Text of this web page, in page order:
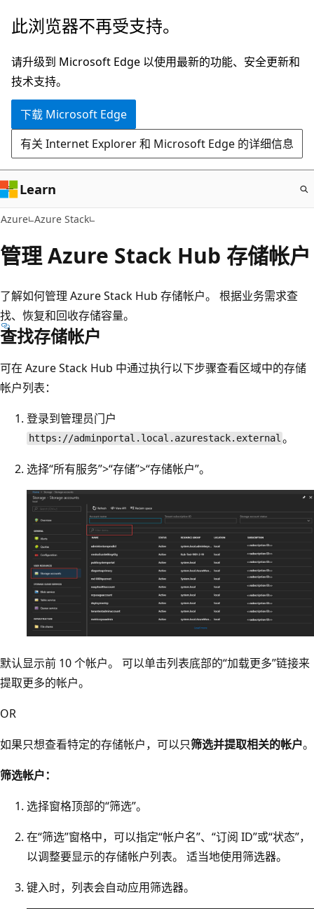
跳
主
要
内
此浏览器不再受支持。
请升级到 Microsoft Edge 以使用最新的功能、安全更新和
技术支持。
下载 Microsoft Edge
有关 Internet Explorer 和 Microsoft Edge 的详细信息
Learn
Azure Azure Stack
管理 Azure Stack Hub 存储帐户
了解如何管理 Azure Stack Hub 存储帐户。 根据业务需求查
找、恢复和回收存储容量。
查找存储帐户
可在 Azure Stack Hub 中通过执行以下步骤查看区域中的存储
帐户列表：
登录到管理员门户
https://adminportal.local.azurestack.external 。
选择“所有服务”>“存储”>“存储帐户”。
默认显示前 10 个帐户。 可以单击列表底部的“加载更多”链接来
提取更多的帐户。
OR
如果只想查看特定的存储帐户，可以只筛选并提取相关的帐户。
筛选帐户：
选择窗格顶部的“筛选”。
在“筛选”窗格中，可以指定“帐户名”、“订阅 ID”或“状态”，
以调整要显示的存储帐户列表。 适当地使用筛选器。
键入时，列表会自动应用筛选器。